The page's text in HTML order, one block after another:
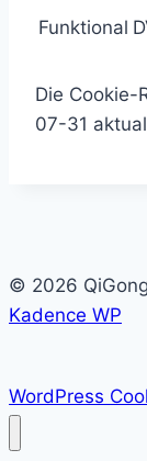
Funktional
Die Cookie-
07-31
© 2026
Kadence WP
WordPress